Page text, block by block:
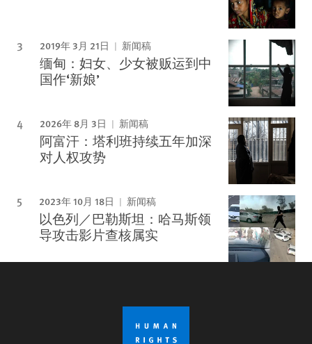
2019年 3月 21日 新闻稿
缅甸：妇女、少女被贩运到中
国作‘新娘’
2026年 8月 3日 新闻稿
阿富汗：塔利班持续五年加深
对人权攻势
2023年 10月 18日 新闻稿
以色列／巴勒斯坦：哈马斯领
导攻击影片查核属实